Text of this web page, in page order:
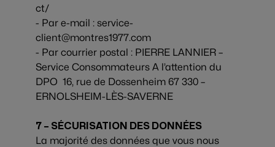
ct/
- Par e-mail : service-
client@montres1977.com
- Par courrier postal : PIERRE LANNIER –
Service Consommateurs A l’attention du
DPO 16, rue de Dossenheim 67 330 –
ERNOLSHEIM-LÈS-SAVERNE
7 – SÉCURISATION DES DONNÉES
La majorité des données que vous nous